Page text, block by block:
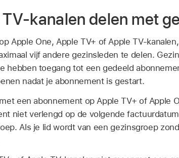
kanalen delen met
Apple One, Apple TV+ of Apple TV-
vijf andere gezinsleden te delen.
hebben toegang tot een gedeeld
nadat je abonnement is gestart.
een abonnement op Apple TV+ of Apple
niet verlengd op de volgende
Als je lid wordt van een gezinsgroep